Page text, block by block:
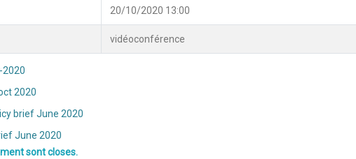
2020
2020
brief June 2020
June 2020
20/10/2020 13:00
vidéoconférence
sont closes.